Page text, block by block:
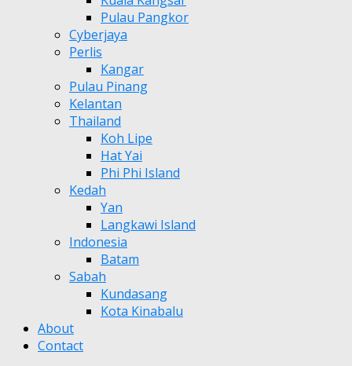
Pulau Pangkor
Cyberjaya
Perlis
Kangar
Pulau Pinang
Kelantan
Thailand
Koh Lipe
Hat Yai
Phi Phi Island
Kedah
Yan
Langkawi Island
Indonesia
Batam
Sabah
Kundasang
Kota Kinabalu
About
Contact